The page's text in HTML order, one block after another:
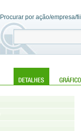
Procurar por ação/empresa/fii